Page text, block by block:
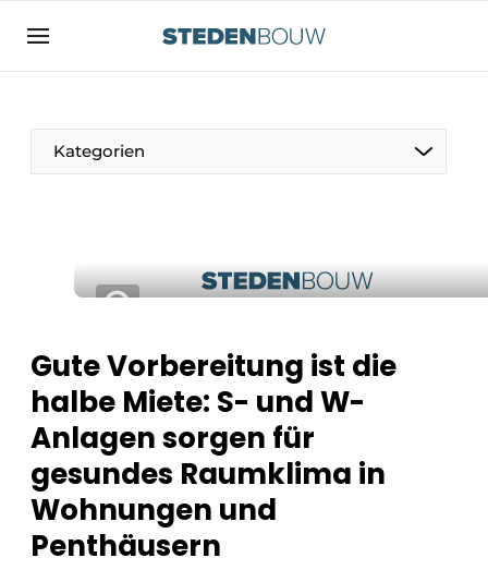
Registrieren Sie sich
Vermögen
AutorisierungabmeldenAnmeldung
Direkter Kontakt
Startseite
Jahrbuch
Meist gelesen
Newsletter
Podcasts
Datenschutz / Cookie-Erklärung
Kategorien
Vertriebszentren
Fassaden, Dächer und Dachgärten
Glas
Modularer Aufbau
Gute Vorbereitung ist die
halbe Miete: S- und W-
Anlagen sorgen für
gesundes Raumklima in
Wohnungen und
Penthäusern